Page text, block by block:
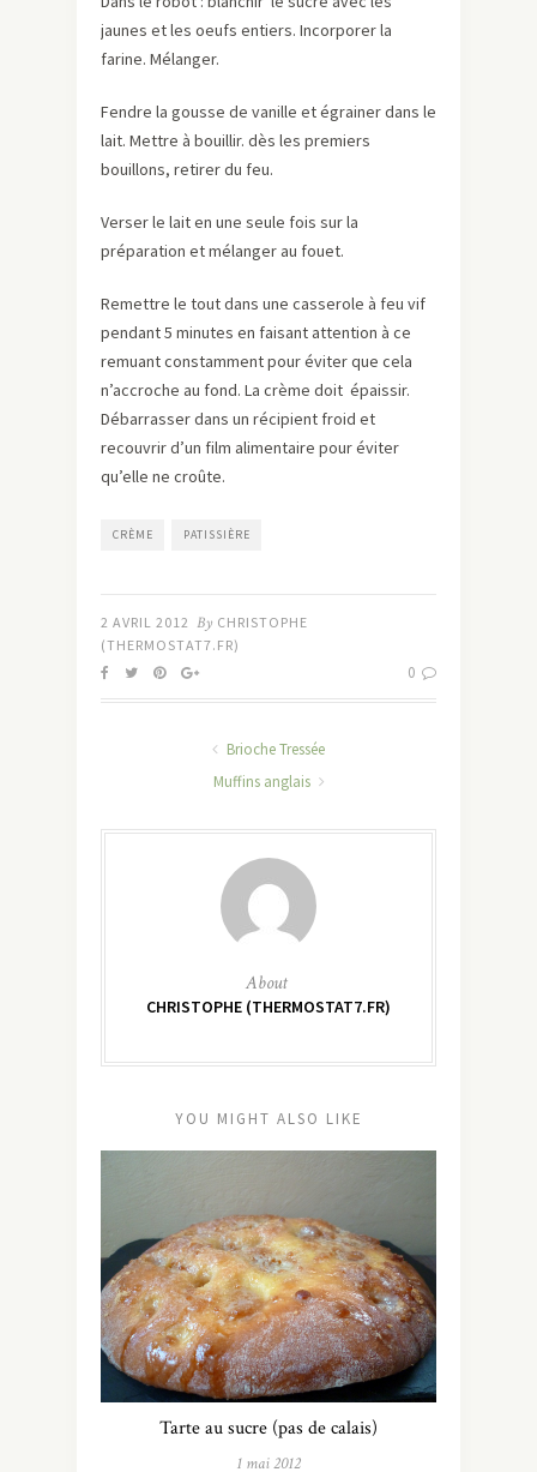
jaunes et les oeufs entiers. Incorporer la
farine. Mélanger.
Fendre la gousse de vanille et égrainer dans le
lait. Mettre à bouillir. dès les premiers
bouillons, retirer du feu.
Verser le lait en une seule fois sur la
préparation et mélanger au fouet.
Remettre le tout dans une casserole à feu vif
pendant 5 minutes en faisant attention à ce
remuant constamment pour éviter que cela
n’accroche au fond. La crème doit épaissir.
Débarrasser dans un récipient froid et
recouvrir d’un film alimentaire pour éviter
qu’elle ne croûte.
CRÈME PATISSIÈRE
2 AVRIL 2012 By CHRISTOPHE
(THERMOSTAT7.FR)
0
Brioche Tressée
Muffins anglais
About
CHRISTOPHE (THERMOSTAT7.FR)
YOU MIGHT ALSO LIKE
Tarte au sucre (pas de calais)
1 mai 2012